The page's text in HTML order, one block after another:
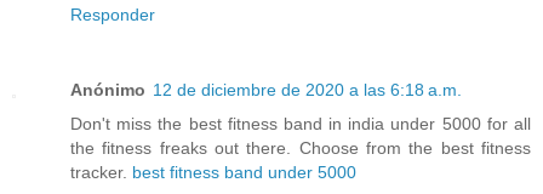
Responder
Anónimo 12 de diciembre de 2020 a las 6:18 a.m.
Don't miss the best fitness band in india under 5000 for all
the fitness freaks out there. Choose from the best fitness
tracker. best fitness band under 5000